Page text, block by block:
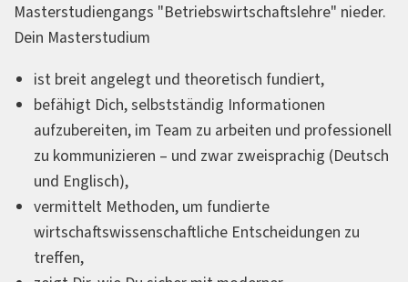
Masterstudiengangs "Betriebswirtschaftslehre" nieder.
Dein Masterstudium
ist breit angelegt und theoretisch fundiert,
befähigt Dich, selbstständig Informationen
aufzubereiten, im Team zu arbeiten und professionell
zu kommunizieren – und zwar zweisprachig (Deutsch
und Englisch),
vermittelt Methoden, um fundierte
wirtschaftswissenschaftliche Entscheidungen zu
treffen,